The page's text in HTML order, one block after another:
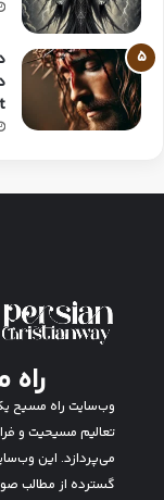
وب‌سایت راه مسیح
تعالیم مسیحیت و
می‌پردازد. این
گسترده از مطالب